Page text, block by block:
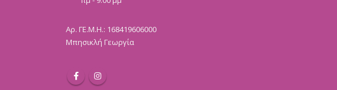
Αρ. ΓΕ.Μ.Η.: 168419606000
Μπησικλή Γεωργία